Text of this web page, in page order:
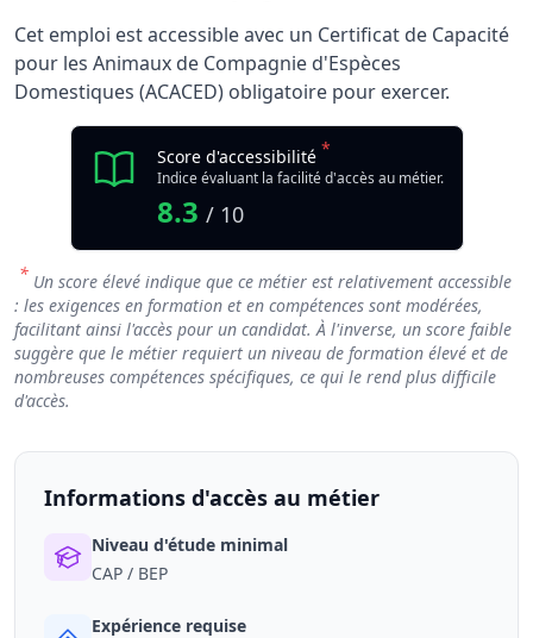
Cet emploi est accessible avec un Certificat de Capacité
pour les Animaux de Compagnie d'Espèces
Domestiques (ACACED) obligatoire pour exercer.
Score d'accessibilité *
Indice évaluant la facilité d'accès au métier.
8.3 / 10
* Un score élevé indique que ce métier est relativement accessible
: les exigences en formation et en compétences sont modérées,
facilitant ainsi l'accès pour un candidat. À l'inverse, un score faible
suggère que le métier requiert un niveau de formation élevé et de
nombreuses compétences spécifiques, ce qui le rend plus difficile
d'accès.
Informations d'accès au métier
Niveau d'étude minimal
CAP / BEP
Expérience requise